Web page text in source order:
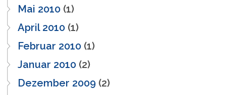
Mai 2010 (1)
April 2010 (1)
Februar 2010 (1)
Januar 2010 (2)
Dezember 2009 (2)